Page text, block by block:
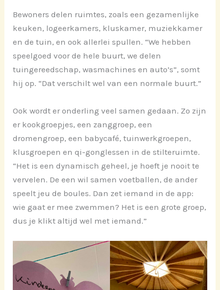
Bewoners delen ruimtes, zoals een gezamenlijke
keuken, logeerkamers, kluskamer, muziekkamer
en de tuin, en ook allerlei spullen. “We hebben
speelgoed voor de hele buurt, we delen
tuingereedschap, wasmachines en auto’s”, somt
hij op. “Dat verschilt wel van een normale buurt.”
Ook wordt er onderling veel samen gedaan. Zo zijn
er kookgroepjes, een zanggroep, een
dromengroep, een babycafé, tuinwerkgroepen,
klusgroepen en qi-gonglessen in de stilteruimte.
“Het is een dynamisch geheel, je hoeft je nooit te
vervelen. De een wil samen voetballen, de ander
speelt jeu de boules. Dan zet iemand in de app:
wie gaat er mee zwemmen? Het is een grote groep,
dus je klikt altijd wel met iemand.”